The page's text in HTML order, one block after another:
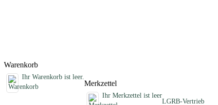
Warenkorb
Ihr Warenkorb ist leer.
Merkzettel
Ihr Merkzettel ist leer
LGRB-Vertrieb